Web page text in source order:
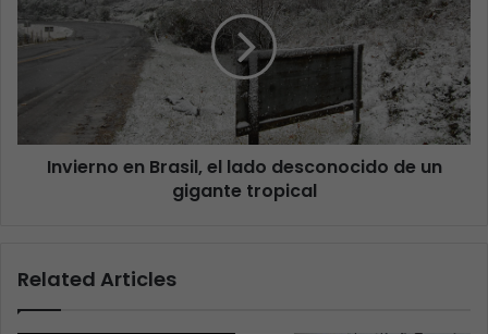
Invierno en Brasil, el lado desconocido de un
gigante tropical
Related Articles